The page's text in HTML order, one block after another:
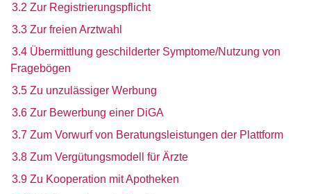
3.2 Zur Registrierungspflicht
3.3 Zur freien Arztwahl
3.4 Übermittlung geschilderter Symptome/Nutzung von
Fragebögen
3.5 Zu unzulässiger Werbung
3.6 Zur Bewerbung einer DiGA
3.7 Zum Vorwurf von Beratungsleistungen der Plattform
3.8 Zum Vergütungsmodell für Ärzte
3.9 Zu Kooperation mit Apotheken